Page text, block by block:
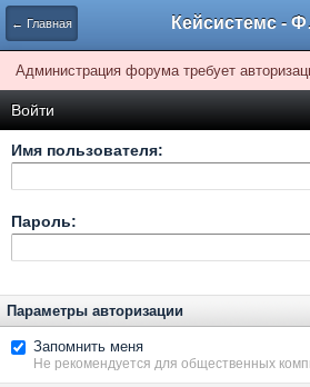
← Главная
Администрация форума требует
Войти
Имя пользователя:
Пароль:
Параметры авторизации
Запомнить меня
Не рекомендуется для общественных